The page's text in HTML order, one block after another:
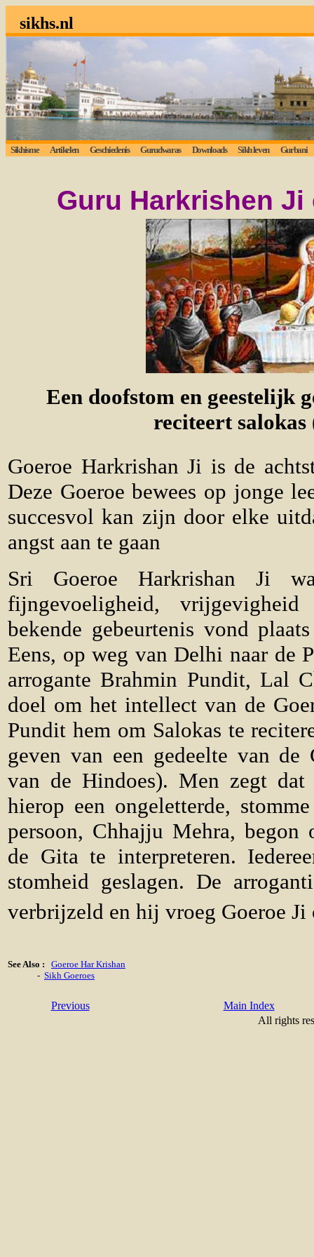
sikhs.nl
Sikhisme Artikelen Geschiedenis Gurudwaras Downloads Sikh leven Gurbani
Guru Harkrishen Ji
Een doofstom en geestelijk
reciteert salokas
Goeroe Harkrishan Ji is de
Deze Goeroe bewees op jonge
succesvol kan zijn door elke
angst aan te gaan
Sri Goeroe Harkrishan Ji
fijngevoeligheid,
bekende gebeurtenis vond
Eens, op weg van Delhi naar de
arrogante Brahmin Pundit, Lal
doel om het intellect van de
Pundit hem om Salokas te
geven van een gedeelte van
van de Hindoes). Men zegt
hierop een ongeletterde,
persoon, Chhajju Mehra,
de Gita te interpreteren.
stomheid geslagen. De
verbrijzeld en hij vroeg Goeroe
See Also :
Goeroe Har Krishan
- Sikh Goeroes
Previous
Main Index
All rights